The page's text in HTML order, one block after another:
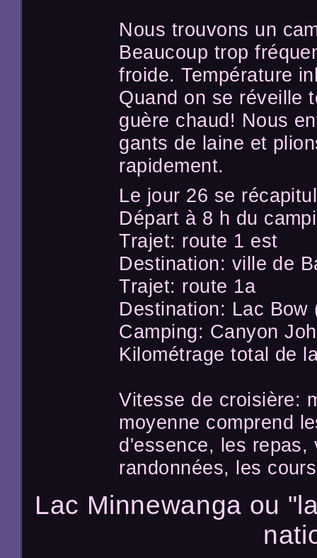
Nous trouvons un
Beaucoup trop
froide. Température
Quand on se réveille
guère chaud! Nous
gants de laine et
rapidement.
Le jour 26 se
Départ à 8 h du
Trajet: route 1 est
Destination: ville de
Trajet: route 1a
Destination: Lac Bow
Camping: Canyon
Kilométrage total de
Vitesse de croisière:
moyenne comprend
d'essence, les repas,
randonnées, les
Lac Minnewanga ou